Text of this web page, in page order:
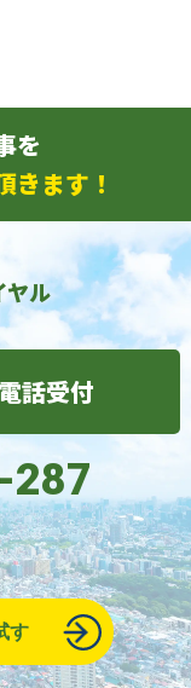
を
きます！
ヤル
話受付
287
す